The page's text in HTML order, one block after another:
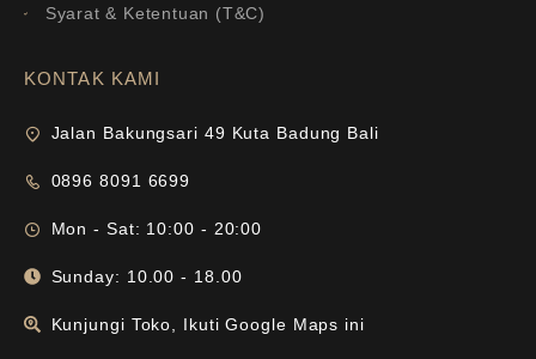
Syarat & Ketentuan (T&C)
KONTAK KAMI
Jalan Bakungsari 49 Kuta Badung Bali
0896 8091 6699
Mon - Sat: 10:00 - 20:00
Sunday: 10.00 - 18.00
Kunjungi Toko, Ikuti Google Maps ini